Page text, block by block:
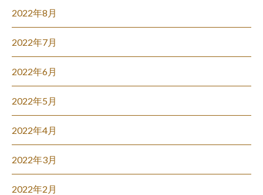
2022年8月
2022年7月
2022年6月
2022年5月
2022年4月
2022年3月
2022年2月